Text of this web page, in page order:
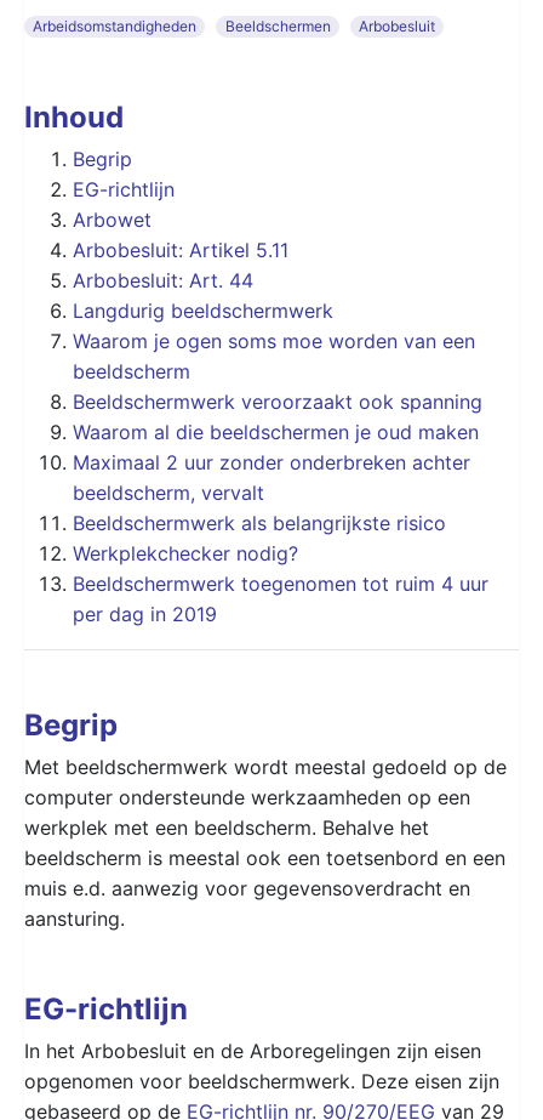
Arbeidsomstandigheden Beeldschermen Arbobesluit
Inhoud
Begrip
EG-richtlijn
Arbowet
Arbobesluit: Artikel 5.11
Arbobesluit: Art. 44
Langdurig beeldschermwerk
Waarom je ogen soms moe worden van een
beeldscherm
Beeldschermwerk veroorzaakt ook spanning
Waarom al die beeldschermen je oud maken
Maximaal 2 uur zonder onderbreken achter
beeldscherm, vervalt
Beeldschermwerk als belangrijkste risico
Werkplekchecker nodig?
Beeldschermwerk toegenomen tot ruim 4 uur
per dag in 2019
Begrip
Met beeldschermwerk wordt meestal gedoeld op de
computer ondersteunde werkzaamheden op een
werkplek met een beeldscherm. Behalve het
beeldscherm is meestal ook een toetsenbord en een
muis e.d. aanwezig voor gegevensoverdracht en
aansturing.
EG-richtlijn
In het Arbobesluit en de Arboregelingen zijn eisen
opgenomen voor beeldschermwerk. Deze eisen zijn
gebaseerd op de EG-richtlijn nr. 90/270/EEG van 29